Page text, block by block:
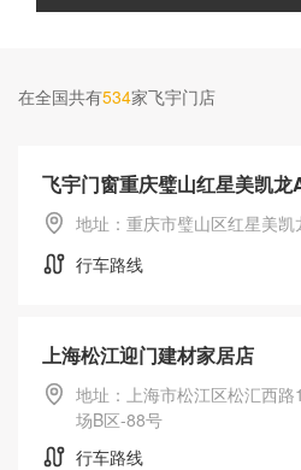
在全国共有534家飞宇门店
飞宇门窗重庆璧山红星美凯龙
地址：重庆市璧山区红星美凯
行车路线
上海松江迎门建材家居店
地址：上海市松江区松汇西
场B区-88号
行车路线